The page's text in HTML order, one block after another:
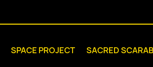
SPACE PROJECT SACRED SCARAB